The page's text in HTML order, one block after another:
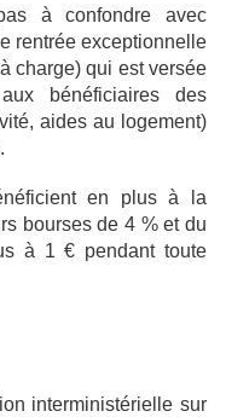
à confondre avec
rentrée exceptionnelle
charge) qui est versée
aux bénéficiaires des
aides au logement)
en plus à la
bourses de 4 % et du
à 1 € pendant toute
interministérielle sur